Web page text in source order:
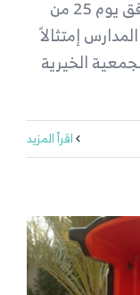
للمملكة العربية السعودية الذي يوافق يوم 25 من
إمتثالاً
الخيرية